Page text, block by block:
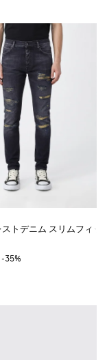
トデニム スリムフィッ
-35%